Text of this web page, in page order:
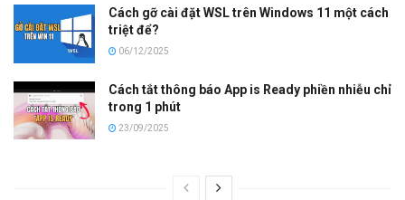
Cách gỡ cài đặt WSL trên Windows 11 một cách
triệt để?
06/12/2025
Cách tắt thông báo App is Ready phiền nhiễu chỉ
trong 1 phút
23/09/2025